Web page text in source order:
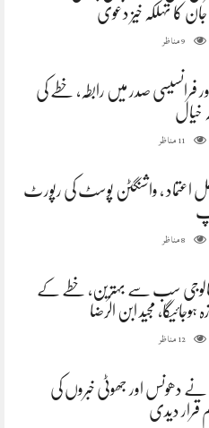
جان کا تہلکہ خیز دعوی
9مناظر
فرانسیسی صدر میں رابطہ، خطے کی
خیال
11مناظر
اعتماد ، واشنگٹن پوسٹ کی رپورٹ
8مناظر
سب سے بہترین، خطے کے
ہوجائیگا، مجید ابن الرضا
12مناظر
نے دھونس اور جھوٹی خبروں کی
قرار دیدی